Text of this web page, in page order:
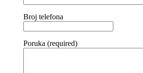
Broj telefona
Poruka (required)